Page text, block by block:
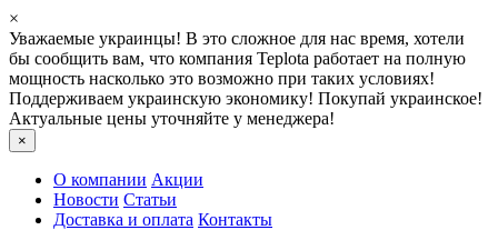
×
Уважаемые украинцы! В это сложное для нас время, хотели
бы сообщить вам, что компания Teplota работает на полную
мощность насколько это возможно при таких условиях!
Поддерживаем украинскую экономику! Покупай украинское!
Актуальные цены уточняйте у менеджера!
×
О компании Акции
Новости Статьи
Доставка и оплата Контакты